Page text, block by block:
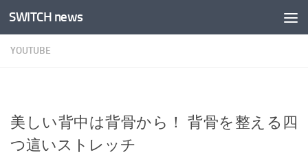
コンテンツへスキップ
SWITCH news
YOUTUBE
美しい背中は背骨から！ 背骨を整える四
つ這いストレッチ